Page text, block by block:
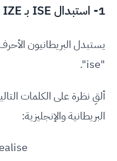
1- استبدال ISE بـ IZE
"ise".
ألقِ نظرة على الكلمات
البريطانية والإنجليزية: